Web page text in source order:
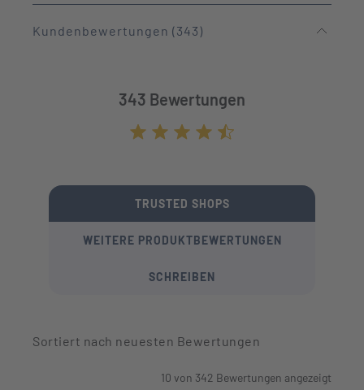
Kundenbewertungen (343)
343 Bewertungen
TRUSTED SHOPS
WEITERE PRODUKTBEWERTUNGEN
SCHREIBEN
Sortiert nach neuesten Bewertungen
10 von 342 Bewertungen angezeigt